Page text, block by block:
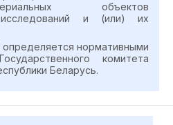
объектов
исследований и (или) их
нормативными
комитета
Беларусь.